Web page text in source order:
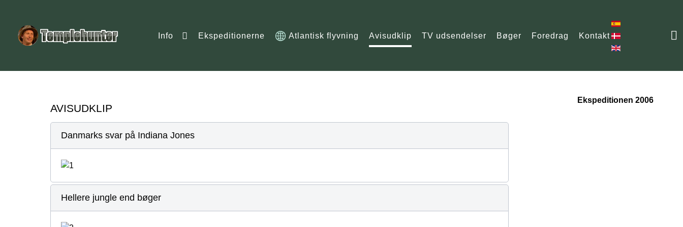
Info Ekspeditionerne Atlantisk flyvning Avisudklip TV udsendelser Bøger Foredrag Kontakt
AVISUDKLIP
Danmarks svar på Indiana Jones
Hellere jungle end bøger
Ekspeditionen 2006